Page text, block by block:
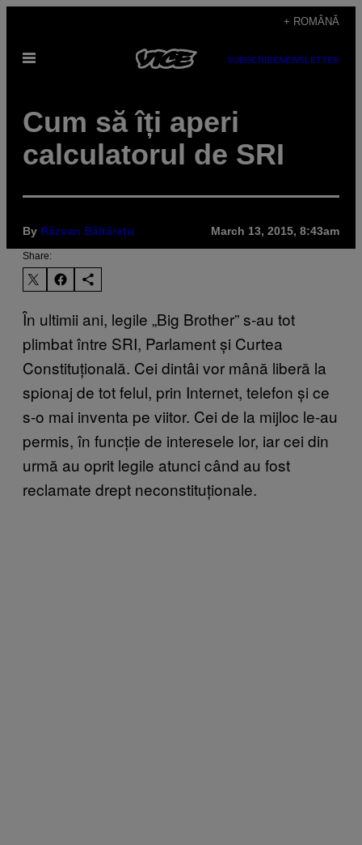
content
+ ROMÂNĂ
Open
SUBSCRIBENEWSLETTER
Cum să îți aperi
calculatorul de SRI
By Răzvan Băltărețu March 13, 2015, 8:43am
Share:
În ultimii ani, legile „Big Brother” s-au tot
plimbat între SRI, Parlament și Curtea
Constituțională. Cei dintâi vor mână liberă la
spionaj de tot felul, prin Internet, telefon și ce
s-o mai inventa pe viitor. Cei de la mijloc le-au
permis, în funcție de interesele lor, iar cei din
urmă au oprit legile atunci când au fost
reclamate drept neconstituționale.